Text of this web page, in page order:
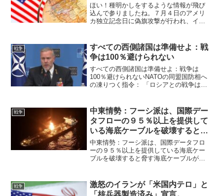
ほい！種明かしをするような情報が飛び
込んで参りましたね。７月４日のアメリ
カ独立記念日に偽旗攻撃が行われ、イラ
信。 アメリカを戦争に巻き込むための
『偽旗作戦』が計画されて...
戦争
すべての西側諸国は準備せよ：戦
争は100％避けられない
すべての西側諸国は準備せよ：戦争は
100％避けられないNATOの同盟国防相へ
の凍りつく指令： 「ロシアとの戦争は避
戦争に備えよ」と真実に言及NATO軍事委
員会のロ...
戦争
中東情勢：フーシ派は、国際デー
タフローの９５％以上を提供して
いる海底ケーブルを破壊すると脅
す
中東情勢：フーシ派は、国際データフロ
ーの９５％以上を提供している海底ケー
ブルを破壊すると脅す海底ケーブルが切
地への集中的な空爆にもかかわらず、イ
エメンでの政策を継続し、...
戦争
激怒のイランが「米国内テロ」と